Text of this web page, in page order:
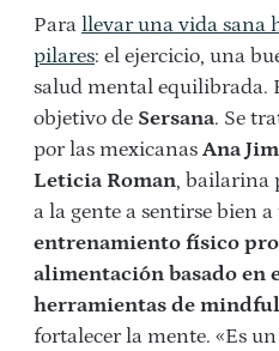
Para llevar una vida sana
pilares: el ejercicio, una
salud mental equilibrada.
objetivo de Sersana. Se
por las mexicanas Ana
Leticia Roman, bailarina
a la gente a sentirse bien a
entrenamiento físico
alimentación basado en
herramientas de
fortalecer la mente. «Es